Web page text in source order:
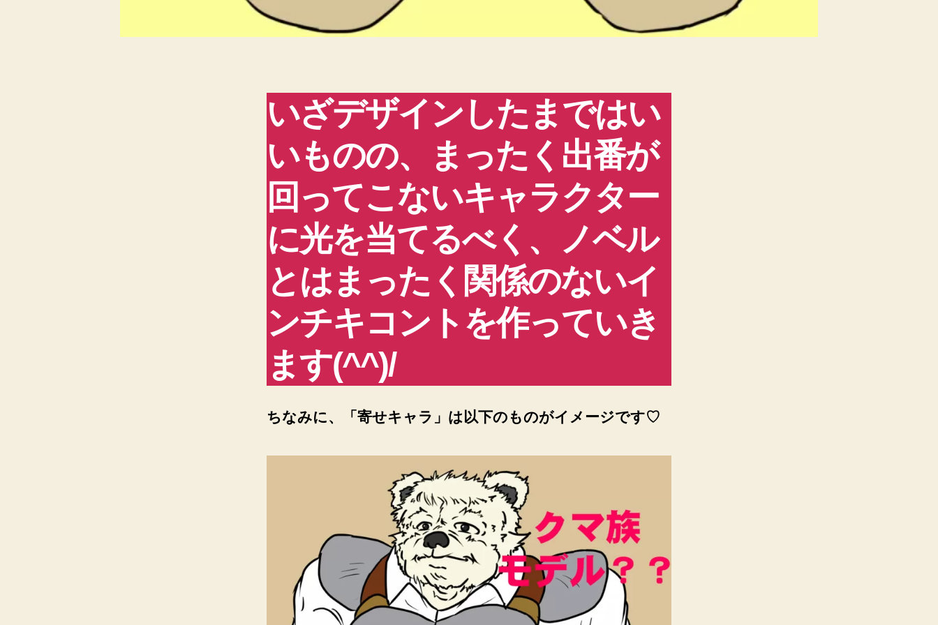
いざデザインしたまではい
いものの、まったく出番が
回ってこないキャラクター
に光を当てるべく、ノベル
とはまったく関係のないイ
ンチキコントを作っていき
ます(^^)/
ちなみに、「寄せキャラ」は以下のものがイメージです♡